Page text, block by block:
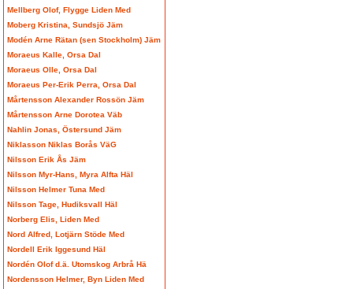
Mellberg Olof, Flygge Liden Med
Moberg Kristina, Sundsjö Jäm
Modén Arne Rätan (sen Stockholm) Jäm
Moraeus Kalle, Orsa Dal
Moraeus Olle, Orsa Dal
Moraeus Per-Erik Perra, Orsa Dal
Mårtensson Alexander Rossön Jäm
Mårtensson Arne Dorotea Väb
Nahlin Jonas, Östersund Jäm
Niklasson Niklas Borås VäG
Nilsson Erik Ås Jäm
Nilsson Myr-Hans, Myra Alfta Häl
Nilsson Helmer Tuna Med
Nilsson Tage, Hudiksvall Häl
Norberg Elis, Liden Med
Nord Alfred, Lotjärn Stöde Med
Nordell Erik Iggesund Häl
Nordén Olof d.ä. Utomskog Arbrå Hä
Nordensson Helmer, Byn Liden Med